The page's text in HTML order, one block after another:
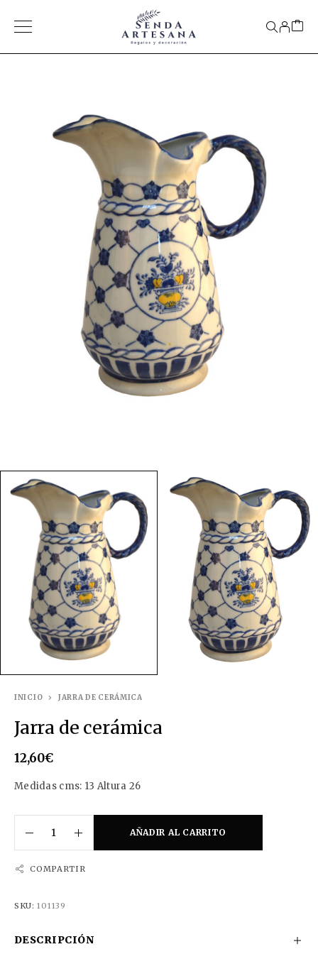
INICIO JARRA DE CERÁMICA
Jarra de cerámica
12,60€
Medidas cms: 13 Altura 26
AÑADIR AL CARRITO
COMPARTIR
SKU:101139
DESCRIPCIÓN